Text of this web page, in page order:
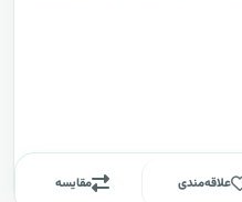
علاقه‌مندی مقایسه